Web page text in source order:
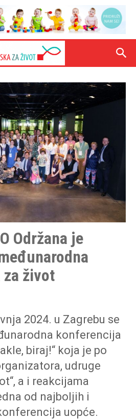
Održana je
život
2024. u Zagrebu se
konferencija
biraj!“ koja je po
udruge
a i reakcijama
od najboljih i
uopće.